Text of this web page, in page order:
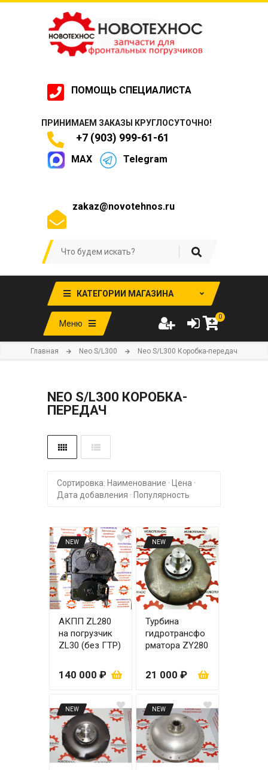
ПОМОЩЬ СПЕЦИАЛИСТА
ПРИНИМАЕМ ЗАКАЗЫ КРУГЛОСУТОЧНО!
+7 (903) 999-61-61
MAX Telegram
zakaz@novotehnos.ru
КАТЕГОРИИ МАГАЗИНА
Меню
0
Главная Neo S/L300 Neo S/L300 Коробка-передач
NEO S/L300 КОРОБКА-
ПЕРЕДАЧ
Сортировка: Наименование · Цена ·
Дата добавления · Популярность
NEW
АКПП ZL280
на погрузчик
ZL30 (без ГТР)
повышающей
передачи
140 000 ₽
NEW
Турбина
гидротрансфо
рматора ZY280
46 мм 32 зуба)
21 000 ₽
NEW NEW